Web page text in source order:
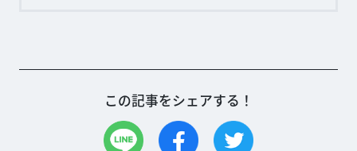
この記事をシェアする！